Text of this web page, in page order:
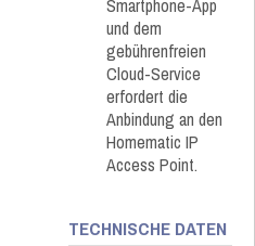
Smartphone-App
und dem
gebührenfreien
Cloud-Service
erfordert die
Anbindung an den
Homematic IP
Access Point.
TECHNISCHE DATEN